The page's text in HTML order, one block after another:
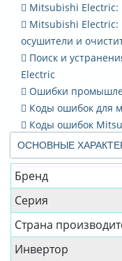
ОСНОВНЫЕ
Бренд
Серия
Страна
Инвертор
Mitsubishi
Mitsubishi
осушители и
Поиск и
Electric
Ошибки
Коды ошибок для
Коды ошибок